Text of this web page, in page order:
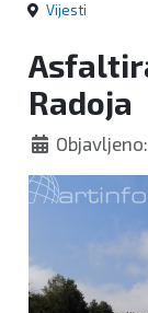
Politika
Vijesti
Radoja